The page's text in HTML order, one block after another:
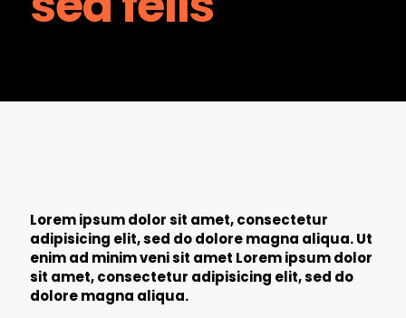
Lorem ipsum dolor sit amet, consectetur
adipisicing elit, sed do dolore magna aliqua. Ut
enim ad minim veni sit amet Lorem ipsum dolor
sit amet, consectetur adipisicing elit, sed do
dolore magna aliqua.